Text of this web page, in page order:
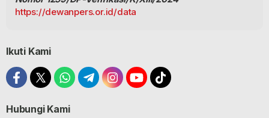
https://dewanpers.or.id/data
Ikuti Kami
Hubungi Kami